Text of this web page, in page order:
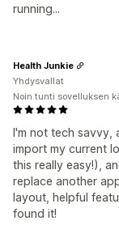
running...
I'm not tech savvy,
import my current
this really easy!),
replace another
layout, helpful
found it!
Health Junkie
Yhdysvallat
Noin tunti sovelluksen